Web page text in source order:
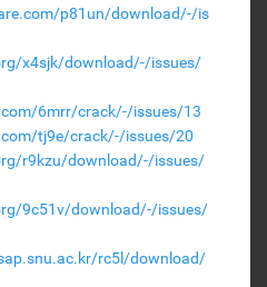
p81un/download/-/is
x4sjk/download/-/issues/
6mrr/crack/-/issues/13
tj9e/crack/-/issues/20
r9kzu/download/-/issues/
9c51v/download/-/issues/
rc5l/download/